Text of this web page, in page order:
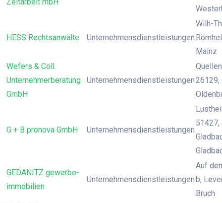
HESS Rechtsanwälte Unternehmensdienstleistungen
Wilh-
Mainz
Wefers & Coll.
Unternehmerberatung
GmbH
Unternehmensdienstleistungen26129,
G + B pronova GmbH Unternehmensdienstleistungen
51427,
GEDANITZ gewerbe-
immobilien
Unternehmensdienstleistungen
Auf
b,
Bruch